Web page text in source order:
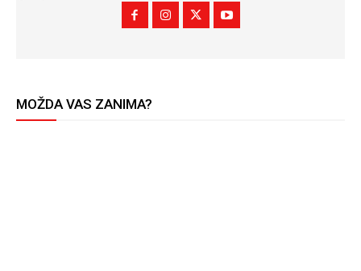
MOŽDA VAS ZANIMA?